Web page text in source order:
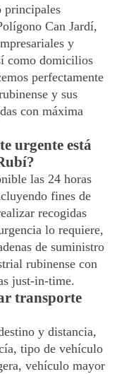
principales
Can Jardí,
y
como domicilios
perfectamente
y sus
con máxima
urgente está
las 24 horas
fines de
recogidas
lo requiere,
de suministro
rubinense con
just-in-time.
transporte
y distancia,
tipo de vehículo
vehículo mayor